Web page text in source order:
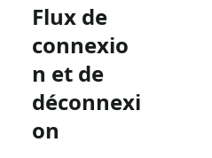
Flux de
connexio
n et de
déconnexi
on